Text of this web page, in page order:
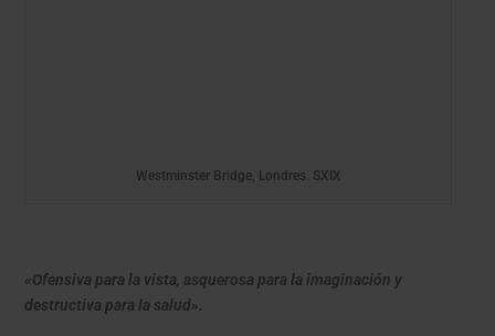
Westminster Bridge, Londres. SXIX
«Ofensiva para la vista, asquerosa para la imaginación y
destructiva para la salud».